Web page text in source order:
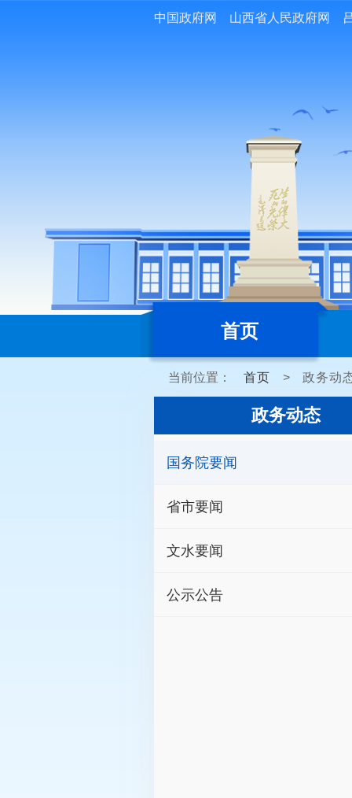
中国政府网 山西省人民政府网
首页
当前位置： 首页 > 政务动
政务动态
国务院要闻
省市要闻
文水要闻
公示公告